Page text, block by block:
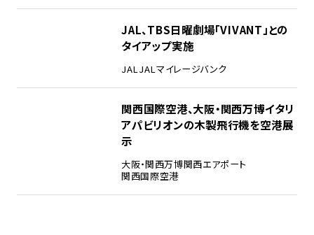
JAL、TBS日曜劇場「VIVANT」との
タイアップ実施
JALJALマイレージバンク
関西国際空港、大阪・関西万博イタリ
アパビリオンの木製飛行機を空港展
示
大阪・関西万博関西エアポート
関西国際空港